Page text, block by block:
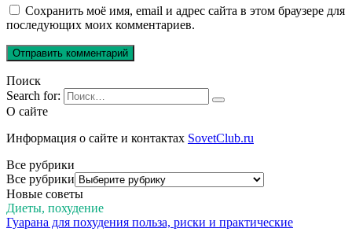
Сохранить моё имя, email и адрес сайта в этом браузере для
последующих моих комментариев.
Поиск
Search for:
О сайте
Информация о сайте и контактах SovetClub.ru
Все рубрики
Все рубрики
Новые советы
Диеты, похудение
Гуарана для похудения польза, риски и практические